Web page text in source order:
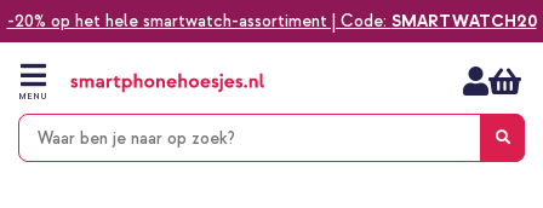
-20% op het hele smartwatch-assortiment | Code: SMARTWATCH20
naar
inhoud
MENU